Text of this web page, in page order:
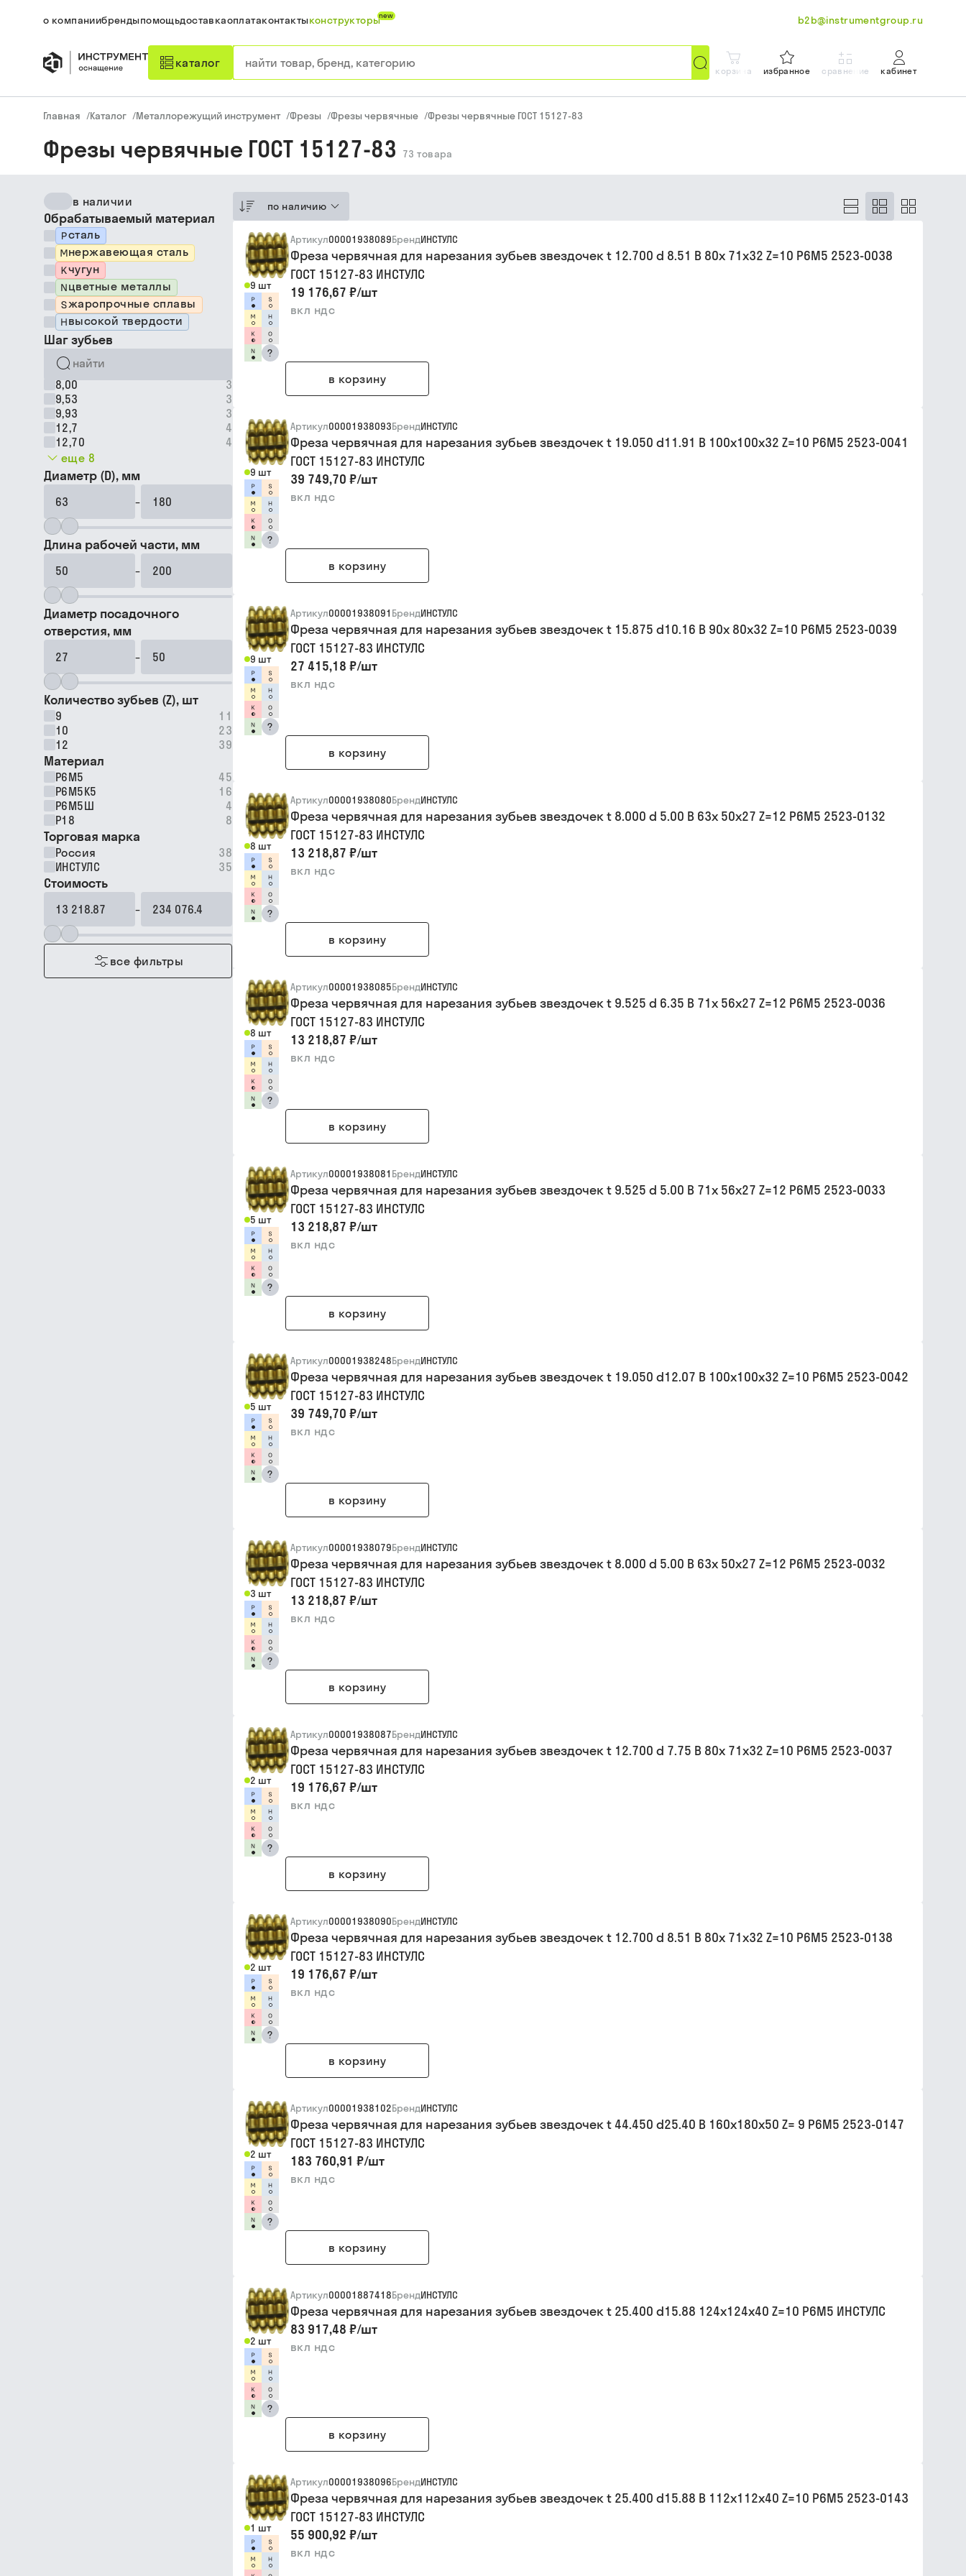
о компаниибрендыпомощьдоставкаоплатаконтактыконструкторыnew b2b@instrumentgroup.ru
каталог
корзина избранное сравнение кабинет
Главная /Каталог /Металлорежущий инструмент /Фрезы /Фрезы червячные /Фрезы червячные ГОСТ 15127-83
Фрезы червячные ГОСТ 15127-83 73 товара
в наличии
Обрабатываемый материал
сталь
нержавеющая сталь
чугун
цветные металлы
жаропрочные сплавы
высокой твердости
Шаг зубьев
8,00
3
9,53
3
9,93
3
12,7
4
12,70
4
еще 8
Диаметр (D), мм
–
Длина рабочей части, мм
–
Диаметр посадочного
отверстия, мм
–
Количество зубьев (Z), шт
9
11
10
23
12
39
Материал
Р6М5
45
Р6М5К5
16
Р6М5Ш
4
Р18
8
Торговая марка
Россия
38
ИНСТУЛС
35
Стоимость
–
все фильтры
по наличию
9 шт
?
Артикул00001938089БрендИНСТУЛС
Фреза червячная для нарезания зубьев звездочек t 12.700 d 8.51 B 80х 71х32 Z=10 Р6М5 2523-0038
ГОСТ 15127-83 ИНСТУЛС
19 176,67 ₽/шт
вкл ндс
в корзину
9 шт
?
Артикул00001938093БрендИНСТУЛС
Фреза червячная для нарезания зубьев звездочек t 19.050 d11.91 B 100х100х32 Z=10 Р6М5 2523-0041
ГОСТ 15127-83 ИНСТУЛС
39 749,70 ₽/шт
вкл ндс
в корзину
9 шт
?
Артикул00001938091 БрендИНСТУЛС
Фреза червячная для нарезания зубьев звездочек t 15.875 d10.16 B 90х 80х32 Z=10 Р6М5 2523-0039
ГОСТ 15127-83 ИНСТУЛС
27 415,18 ₽/шт
вкл ндс
в корзину
8 шт
?
Артикул00001938080БрендИНСТУЛС
Фреза червячная для нарезания зубьев звездочек t 8.000 d 5.00 B 63х 50х27 Z=12 Р6М5 2523-0132
ГОСТ 15127-83 ИНСТУЛС
13 218,87 ₽/шт
вкл ндс
в корзину
8 шт
?
Артикул00001938085БрендИНСТУЛС
Фреза червячная для нарезания зубьев звездочек t 9.525 d 6.35 B 71х 56х27 Z=12 Р6М5 2523-0036
ГОСТ 15127-83 ИНСТУЛС
13 218,87 ₽/шт
вкл ндс
в корзину
5 шт
?
Артикул00001938081 БрендИНСТУЛС
Фреза червячная для нарезания зубьев звездочек t 9.525 d 5.00 B 71х 56х27 Z=12 Р6М5 2523-0033
ГОСТ 15127-83 ИНСТУЛС
13 218,87 ₽/шт
вкл ндс
в корзину
5 шт
?
Артикул00001938248БрендИНСТУЛС
Фреза червячная для нарезания зубьев звездочек t 19.050 d12.07 B 100х100х32 Z=10 Р6М5 2523-0042
ГОСТ 15127-83 ИНСТУЛС
39 749,70 ₽/шт
вкл ндс
в корзину
3 шт
?
Артикул00001938079БрендИНСТУЛС
Фреза червячная для нарезания зубьев звездочек t 8.000 d 5.00 B 63х 50х27 Z=12 Р6М5 2523-0032
ГОСТ 15127-83 ИНСТУЛС
13 218,87 ₽/шт
вкл ндс
в корзину
2 шт
?
Артикул00001938087БрендИНСТУЛС
Фреза червячная для нарезания зубьев звездочек t 12.700 d 7.75 B 80х 71х32 Z=10 Р6М5 2523-0037
ГОСТ 15127-83 ИНСТУЛС
19 176,67 ₽/шт
вкл ндс
в корзину
2 шт
?
Артикул00001938090БрендИНСТУЛС
Фреза червячная для нарезания зубьев звездочек t 12.700 d 8.51 B 80х 71х32 Z=10 Р6М5 2523-0138
ГОСТ 15127-83 ИНСТУЛС
19 176,67 ₽/шт
вкл ндс
в корзину
2 шт
?
Артикул00001938102БрендИНСТУЛС
Фреза червячная для нарезания зубьев звездочек t 44.450 d25.40 B 160х180х50 Z= 9 Р6М5 2523-0147
ГОСТ 15127-83 ИНСТУЛС
183 760,91 ₽/шт
вкл ндс
в корзину
2 шт
?
Артикул00001887418БрендИНСТУЛС
Фреза червячная для нарезания зубьев звездочек t 25.400 d15.88 124х124х40 Z=10 Р6М5 ИНСТУЛС
83 917,48 ₽/шт
вкл ндс
в корзину
1 шт
Артикул00001938096БрендИНСТУЛС
Фреза червячная для нарезания зубьев звездочек t 25.400 d15.88 B 112х112х40 Z=10 Р6М5 2523-0143
ГОСТ 15127-83 ИНСТУЛС
55 900,92 ₽/шт
вкл ндс